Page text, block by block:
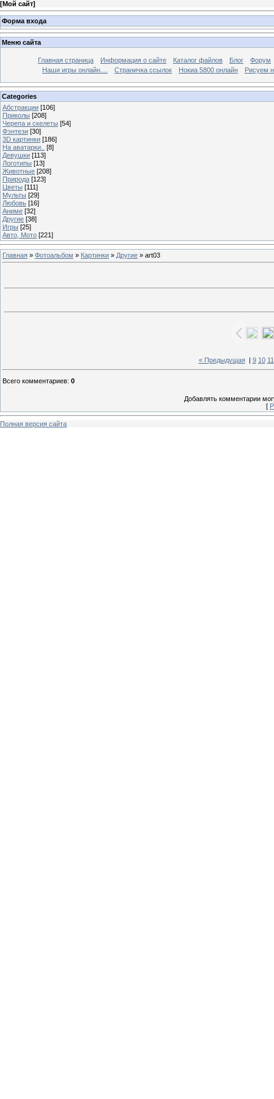
[Мой сайт]
Форма входа
Меню сайта
Главная страница Информация о сайте Каталог файлов Блог
Форум
Наши игры онлайн....
Страничка ссылок Нокиа 5800 онлайн Рисуем
Categories
Абстракции [106]
Приколы [208]
Черепа и скелеты [54]
Фэнтези [30]
3D картинки [186]
На аватарки..
[8]
Девушки [113]
Логотипы [13]
Животные [208]
Природа [123]
Цветы [111]
Мульты [29]
Любовь [16]
Аниме [32]
Другие [38]
Игры [25]
Авто, Мото [221]
Главная » Фотоальбом » Картинки » Другие » art03
« Предыдущая| 9 10 11
Всего комментариев: 0
Добавлять комментарии
[
Полная версия сайта